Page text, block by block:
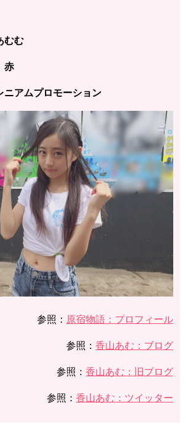
むむ
赤
ニアムプロモーション
参照： ​​原宿物語：プロフィール
参照： ​​​香山あむ：ブログ
参照： ​​​香山あむ：旧ブログ
参照： ​​​香山あむ：ツイッター